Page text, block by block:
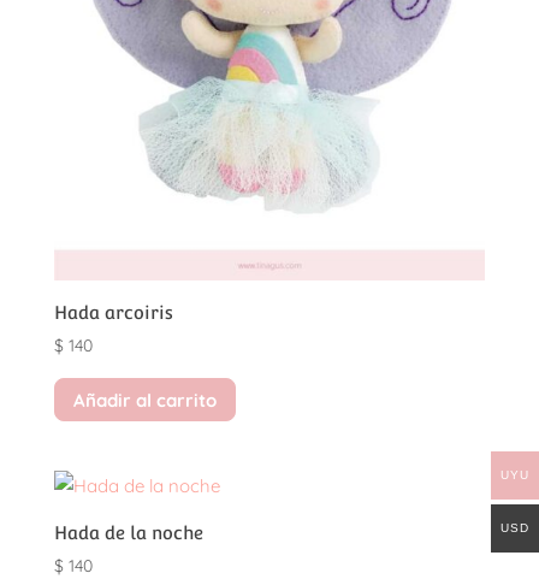
Hada arcoiris
$140
Añadir al carrito
Hada de la noche
$140
UYU
USD